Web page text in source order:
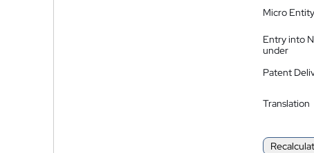
Micro
Entry into
under
Patent
Translation